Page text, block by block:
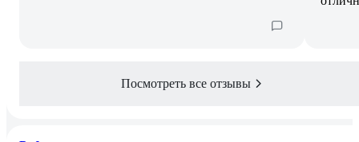
Посмотреть все отзывы